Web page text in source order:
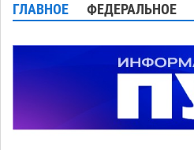
ГЛАВНОЕ ФЕДЕРАЛЬНОЕ